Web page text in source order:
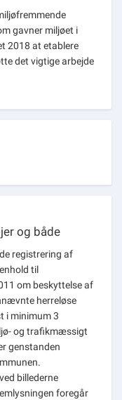
gavner miljøet i
2018 at etablere
det vigtige arbejde
og både
registrering af
til
om beskyttelse af
herreløse
i minimum 3
og trafikmæssigt
genstanden
billederne
foregår